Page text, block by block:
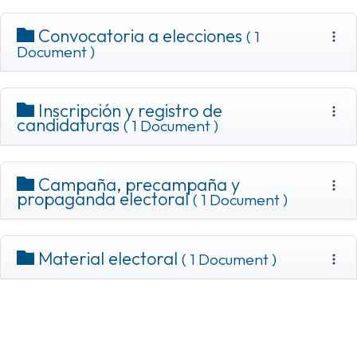
Convocatoria a elecciones ( 1
Document )
Inscripción y registro de
candidaturas ( 1 Document )
Campaña, precampaña y
propaganda electoral( 1 Document )
Material electoral ( 1 Document )